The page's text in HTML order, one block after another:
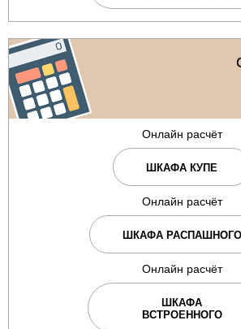
Онлайн расчёт
ШКАФА КУПЕ
Онлайн расчёт
ШКАФА РАСПАШНОГО
Онлайн расчёт
ШКАФА
ВСТРОЕННОГО